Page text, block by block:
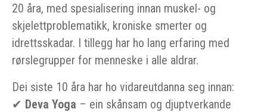
20 åra, med spesialisering innan muskel- og
skjelettproblematikk, kroniske smerter og
idrettsskadar. I tillegg har ho lang erfaring med
rørslegrupper for menneske i alle aldrar.
Dei siste 10 åra har ho vidareutdanna seg innan:
✔ Deva Yoga – ein skånsam og djuptverkande